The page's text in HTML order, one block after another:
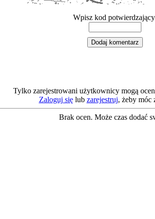
Wpisz kod
Tylko zarejestrowani użytkownicy mogą
Zaloguj sięlub zarejestruj, żeby móc
Brak ocen. Może czas dodać